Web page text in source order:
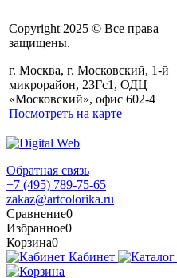
Copyright 2025 © Все права
защищены.
г. Москва, г. Московский, 1-й
микрорайон, 23Гс1, ОДЦ
«Московский», офис 602-4
Посмотреть на карте
Обратная связь
+7 (495) 789-75-65
zakaz@artcolorika.ru
Сравнение0
Избранное0
Корзина0
Кабинет